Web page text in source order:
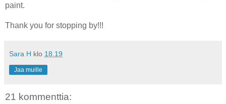
paint.
Thank you for stopping by!!!
Sara H klo 18.19
Jaa muille
21 kommenttia: